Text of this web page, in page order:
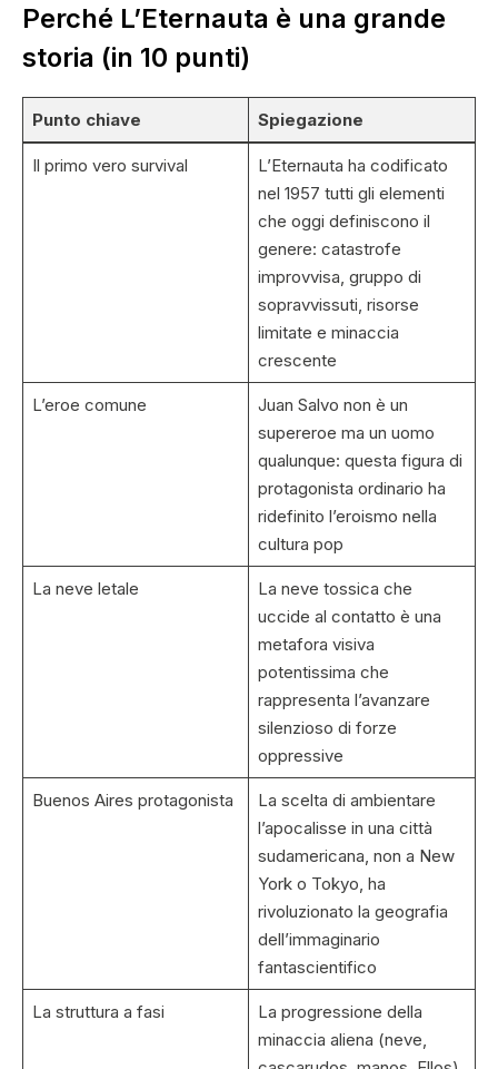
Perché L’Eternauta è una grande
storia (in 10 punti)
Punto chiave Spiegazione
Il primo vero survival
L’Eternauta ha codificato
nel 1957 tutti gli elementi
che oggi definiscono il
genere: catastrofe
improvvisa, gruppo di
sopravvissuti, risorse
limitate e minaccia
crescente
L’eroe comune
Juan Salvo non è un
supereroe ma un uomo
qualunque: questa figura di
protagonista ordinario ha
ridefinito l’eroismo nella
cultura pop
La neve letale
La neve tossica che
uccide al contatto è una
metafora visiva
potentissima che
rappresenta l’avanzare
silenzioso di forze
oppressive
Buenos Aires protagonista
La scelta di ambientare
l’apocalisse in una città
sudamericana, non a New
York o Tokyo, ha
rivoluzionato la geografia
dell’immaginario
fantascientifico
La struttura a fasi
La progressione della
minaccia aliena (neve,